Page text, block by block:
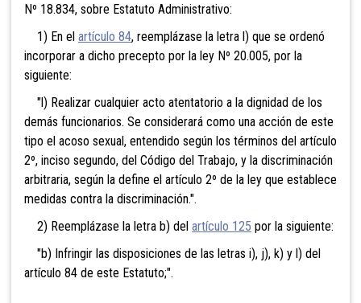
Nº 18.834, sobre Estatuto Administrativo:
1) En el artículo 84, reemplázase la letra l) que se ordenó
incorporar a dicho precepto por la ley Nº 20.005, por la
siguiente:
"l) Realizar cualquier acto atentatorio a la dignidad de los
demás funcionarios. Se considerará como una acción de este
tipo el acoso sexual, entendido según los términos del artículo
2º, inciso segundo, del Código del Trabajo, y la discriminación
arbitraria, según la define el artículo 2º de la ley que establece
medidas contra la discriminación.".
2) Reemplázase la letra b) del artículo 125 por la siguiente:
"b) Infringir las disposiciones de las letras i), j), k) y l) del
artículo 84 de este Estatuto;".